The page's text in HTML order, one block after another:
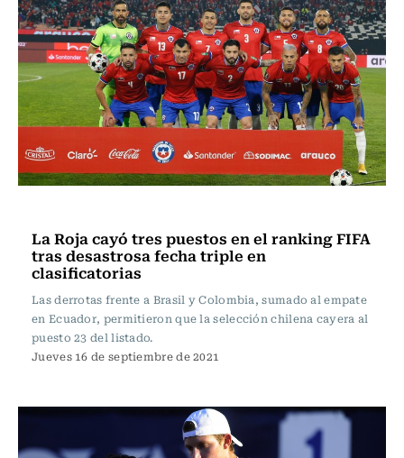
La Roja cayó tres puestos en el ranking FIFA
tras desastrosa fecha triple en
clasificatorias
Las derrotas frente a Brasil y Colombia, sumado al empate
en Ecuador, permitieron que la selección chilena cayera al
puesto 23 del listado.
Jueves 16 de septiembre de 2021